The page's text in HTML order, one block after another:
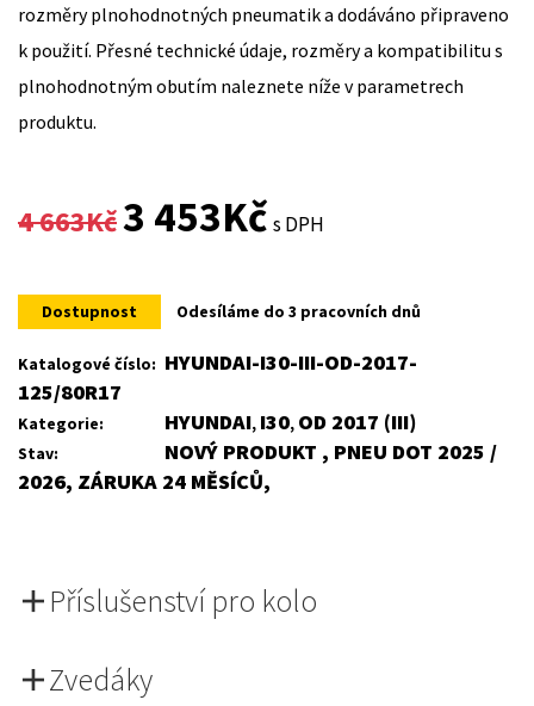
rozměry plnohodnotných pneumatik a dodáváno připraveno
k použití. Přesné technické údaje, rozměry a kompatibilitu s
plnohodnotným obutím naleznete níže v parametrech
produktu.
4 663Kč
Original
was:
4
3 453KčCurrent
is:
3
s DPH
Dostupnost Odesíláme do 3 pracovních dnů
Katalogové číslo: HYUNDAI-I30-III-OD-2017-
125/80R17
Kategorie: HYUNDAI, I30, OD 2017 (III)
Stav:
NOVÝ PRODUKT , PNEU DOT 2025 /
2026, ZÁRUKA 24 MĚSÍCŮ,
Příslušenství pro kolo
Zvedáky